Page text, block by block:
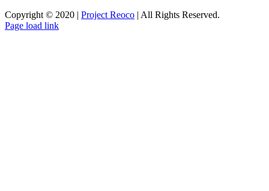
Copyright © 2020 | Project Reoco | All Rights Reserved.
Facebook
Twitter
Instagram
Pinterest
Page load link